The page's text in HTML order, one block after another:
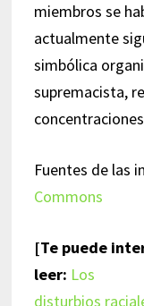
miembros se
actualmente
simbólica
supremacista,
Fuentes de las
Commons
[Te puede
leer: Los
disturbios